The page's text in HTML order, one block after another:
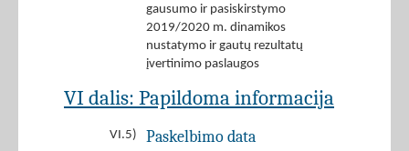
gausumo ir pasiskirstymo
2019/2020 m. dinamikos
nustatymo ir gautų rezultatų
įvertinimo paslaugos
VI dalis: Papildoma informacija
VI.5) Paskelbimo data